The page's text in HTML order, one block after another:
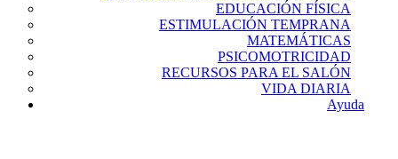
EDUCACIÓN FÍSICA
ESTIMULACIÓN TEMPRANA
MATEMÁTICAS
PSICOMOTRICIDAD
RECURSOS PARA EL SALÓN
VIDA DIARIA
Ayuda